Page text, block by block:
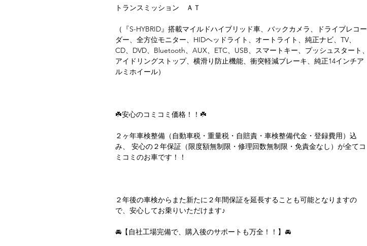
トランスミッション ＡＴ
（『S-HYBRID』搭載マイルドハイブリッド車、バックカメラ、ドライブレコー
ダー、全方位モニター、HIDヘッドライト、オートライト、純正ナビ、TV、
CD、DVD、Bluetooth、AUX、ETC、USB、スマートキー、プッシュスタート、
アイドリングストップ、横滑り防止機能、衝突軽減ブレーキ、純正14インチア
ルミホイール）
☘️安心のコミコミ価格！！☘️
２ヶ年車検整備（自動車税・重量税・自賠責・車検整備代金・登録費用）込
み、 安心の２年保証（限度額無制限・修理回数無制限・免責金なし）が全てコ
ミコミのお車です！！
２年後の車検からまた新たに２年間保証を延長することも可能となりますの
で、安心してお乗りいただけます♪
🚘【自社工場完備で、購入後のサポートも万全！！】🚘